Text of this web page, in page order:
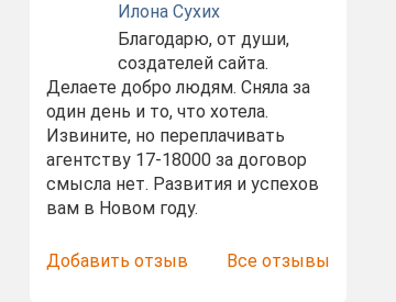
Илона Сухих
Благодарю, от души,
создателей сайта.
Делаете добро людям. Сняла за
один день и то, что хотела.
Извините, но переплачивать
агентству 17-18000 за договор
смысла нет. Развития и успехов
вам в Новом году.
Добавить отзыв Все отзывы